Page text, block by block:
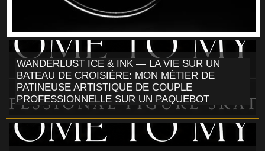
WANDERLUST ICE & INK — LA VIE SUR UN
BATEAU DE CROISIÈRE: MON MÉTIER DE
PATINEUSE ARTISTIQUE DE COUPLE
PROFESSIONNELLE SUR UN PAQUEBOT